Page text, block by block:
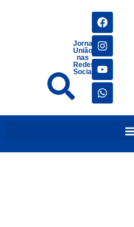
Jornais
União
nas
Redes
Sociais